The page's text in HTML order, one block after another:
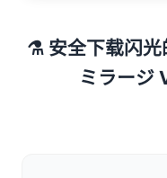
⚗️ 安全下载闪光
ミラージ